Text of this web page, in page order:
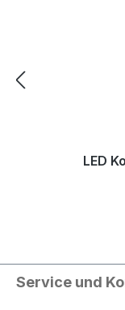
LED
Service und